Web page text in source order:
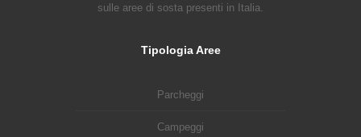
sulle aree di sosta presenti in Italia.
Tipologia Aree
Parcheggi
Campeggi